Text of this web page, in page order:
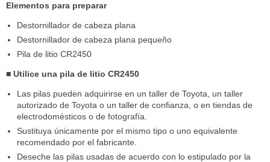
Elementos para preparar
Destornillador de cabeza plana
Destornillador de cabeza plana pequeño
Pila de litio CR2450
■ Utilice una pila de litio CR2450
Las pilas pueden adquirirse en un taller de Toyota, un taller
autorizado de Toyota o un taller de confianza, o en tiendas de
electrodomésticos o de fotografía.
Sustituya únicamente por el mismo tipo o uno equivalente
recomendado por el fabricante.
Deseche las pilas usadas de acuerdo con lo estipulado por la